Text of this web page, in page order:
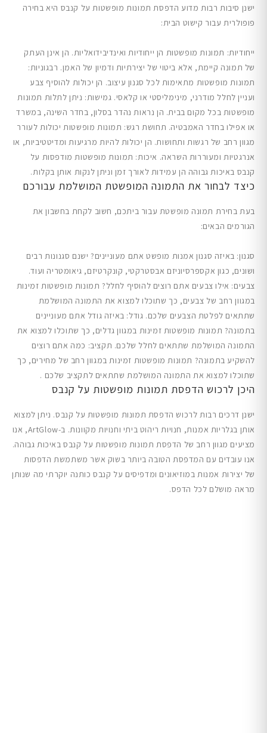
ישנן סיבות רבות מדוע הדפסת תמונות מופשטות על קנבס היא בחירה
פופולרית עבור קישוט הבית:
ייחודיות: תמונות מופשטות הן ייחודיות ואינדיבידואליות. הן אינן העתק
של תמונה קיימת, אלא ביטוי של יצירתיות ודמיון של האמן. רבגוניות:
תמונות מופשטות מתאימות לכל סגנון עיצוב. הן יכולות להוסיף צבע
ועניין לחלל מודרני, מינימליסטי או קלאסי. גמישות: ניתן לתלות תמונות
מופשטות בכל מקום בבית. הן נראות נהדר בסלון, בחדר השינה, במשרד
או אפילו בחדר האמבטיה. תחושת רגש: תמונות מופשטות יכולות לעורר
מגוון רחב של רגשות ותחושות. הן יכולות להיות מרגיעות ומדיטטיביות, או
אנרגטיות ומעוררות השראה. איכות: תמונות מופשטות מודפסות על
קנבס באיכות גבוהה הן עמידות לאורך זמן וניתן לנקות אותן בקלות.
כיצד לבחור את התמונה המופשטת המושלמת עבורכם
בעת בחירת תמונה מופשטת עבור ביתכם, חשוב לקחת בחשבון את
הגורמים הבאים:
סגנון: באיזה סגנון אמנות מופשט אתם מעוניינים? ישנם סגנונות רבים
ושונים, כגון אקספרסיוניזם אבסטרקטי, קונקרטיזם, גיאומטריה ועוד.
צבעים: אילו צבעים אתם רוצים להוסיף לחלל? תמונות מופשטות זמינות
במגוון רחב של צבעים, כך שתוכלו למצוא את התמונה המושלמת
שתתאים לפלטת הצבעים שלכם. גודל: באיזה גודל אתם מעוניינים
בתמונה? תמונות מופשטות זמינות במגוון גדלים, כך שתוכלו למצוא את
התמונה המושלמת שתתאים לחלל שלכם. תקציב: כמה אתם רוצים
להשקיע בתמונה? תמונות מופשטות זמינות במגוון רחב של מחירים, כך
שתוכלו למצוא את התמונה המושלמת שתתאים לתקציב שלכם .
היכן לרכוש הדפסת תמונות מופשטות על קנבס
ישנן דרכים רבות לרכוש הדפסת תמונות מופשטות על קנבס. ניתן למצוא
אותן בגלריות אמנות, חנויות ריהוט ביתי וחנויות מקוונות. ב-ArtGlow, אנו
מציעים מגוון רחב של הדפסת תמונות מופשטות על קנבס באיכות גבוהה.
אנו עובדים עם המדפסת הטובה ביותר בשוק אשר משתמשת הדפסות
של יצירות אמנות במוזיאונים ומדפיסים על קנבס כותנה יוקרתי מה שנותן
מראה מושלם לכל הדפס.